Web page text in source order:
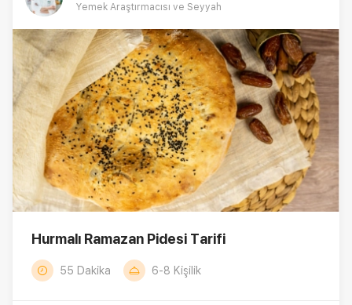
Yemek Araştırmacısı ve Seyyah
Hurmalı Ramazan Pidesi Tarifi
55 Dakika 6-8 Kişilik